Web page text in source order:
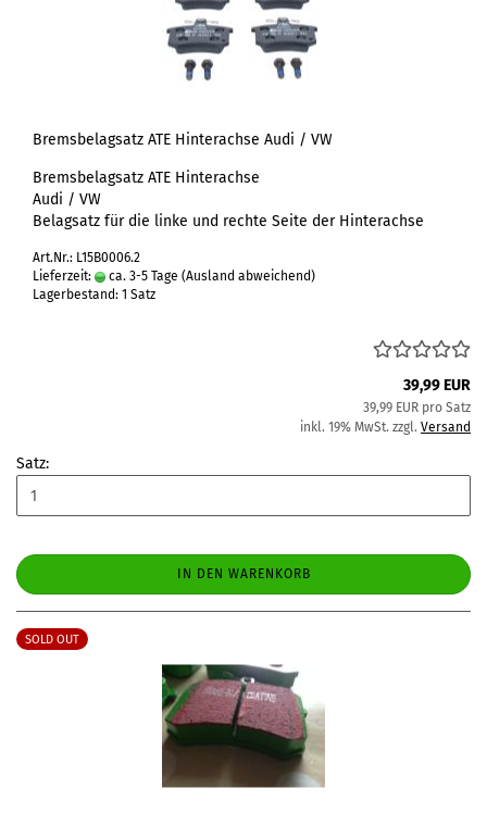
Bremsbelagsatz ATE Hinterachse Audi / VW
Bremsbelagsatz ATE Hinterachse
Audi / VW
Belagsatz für die linke und rechte Seite der Hinterachse
Art.Nr.: L15B0006.2
Lieferzeit:
ca. 3-5 Tage (Ausland abweichend)
Lagerbestand: 1 Satz
39,99 EUR
39,99 EUR pro Satz
inkl. 19% MwSt. zzgl. Versand
Satz:
IN DEN WARENKORB
SOLD OUT